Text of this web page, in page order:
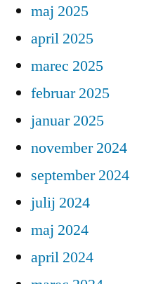
maj 2025
april 2025
marec 2025
februar 2025
januar 2025
november 2024
september 2024
julij 2024
maj 2024
april 2024